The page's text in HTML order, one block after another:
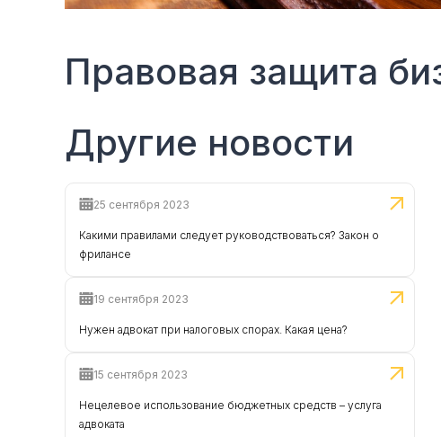
Правовая защита
Другие новости
25 сентября 2023
Какими правилами следует руководствоваться? Закон о
фрилансе
19 сентября 2023
Нужен адвокат при налоговых спорах. Какая цена?
15 сентября 2023
Нецелевое использование бюджетных средств – услуга
адвоката